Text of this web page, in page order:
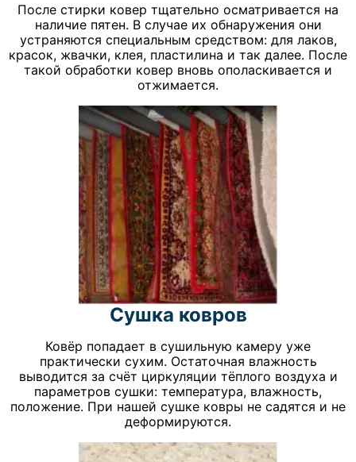
После стирки ковер тщательно осматривается на
наличие пятен. В случае их обнаружения они
устраняются специальным средством: для лаков,
красок, жвачки, клея, пластилина и так далее. После
такой обработки ковер вновь ополаскивается и
отжимается.
Сушка ковров
Ковёр попадает в сушильную камеру уже
практически сухим. Остаточная влажность
выводится за счёт циркуляции тёплого воздуха и
параметров сушки: температура, влажность,
положение. При нашей сушке ковры не садятся и не
деформируются.